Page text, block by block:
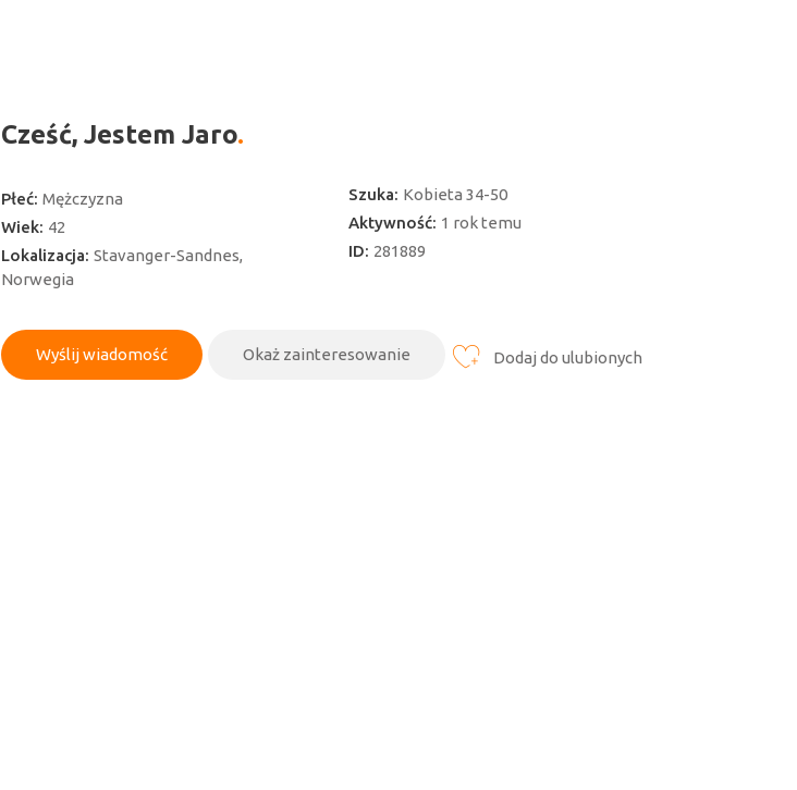
Cześć, Jestem Jaro
Płeć: Mężczyzna
Wiek: 42
Lokalizacja: Stavanger-Sandnes,
Norwegia
Szuka:
Kobieta 34-50
Aktywność: 1 rok temu
ID: 281889
Wyślij wiadomość Okaż zainteresowanie Dodaj do ulubionych